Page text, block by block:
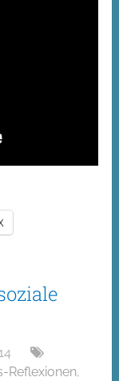
Reflexionen,